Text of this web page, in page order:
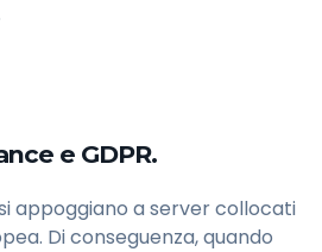
e GDPR.
appoggiano a server collocati
Di conseguenza, quando